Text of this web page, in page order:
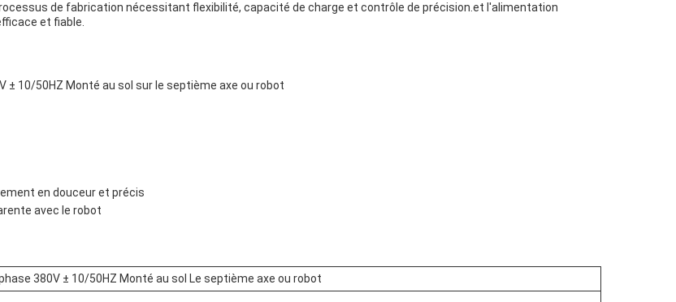
de fabrication nécessitant flexibilité, capacité de charge et contrôle de précision.et l'alimentation
et fiable.
± 10/50HZ Monté au sol sur le septième axe ou robot
en douceur et précis
avec le robot
380V ± 10/50HZ Monté au sol Le septième axe ou robot